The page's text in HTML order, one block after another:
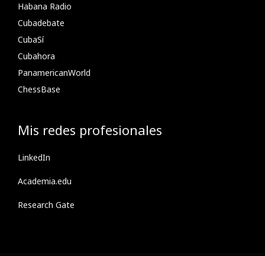
Habana Radio
Cubadebate
CubaSí
Cubahora
PanamericanWorld
ChessBase
Mis redes profesionales
LinkedIn
Academia.edu
Research Gate